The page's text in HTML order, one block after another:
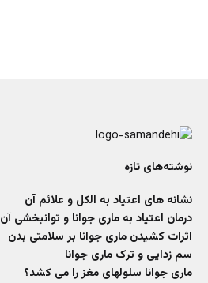
نوشته‌های تازه
نشانه های اعتیاد به الکل و علائم آن
درمان اعتیاد به ماری جوانا و توانبخشی آن
اثرات کشیدن ماری جوانا بر سلامتی بدن
سم زدایی و ترک ماری جوانا
ماری جوانا سلولهای مغز را می کشد؟